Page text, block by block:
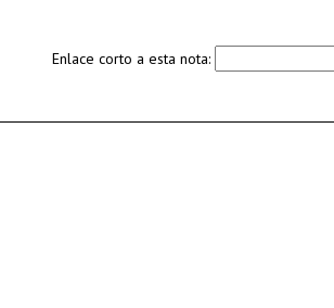
Enlace corto a esta nota: